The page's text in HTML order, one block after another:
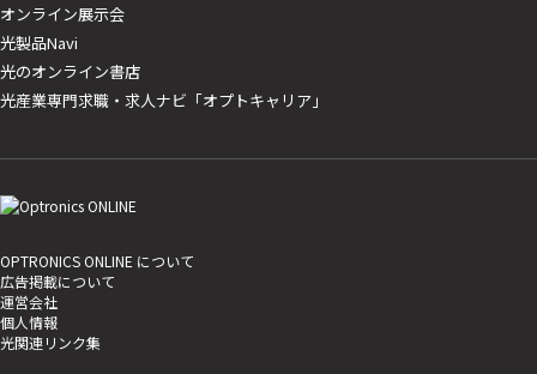
オンライン展示会
光製品Navi
光のオンライン書店
光産業専門求職・求人ナビ「オプトキャリア」
OPTRONICS ONLINE について
広告掲載について
運営会社
個人情報
光関連リンク集